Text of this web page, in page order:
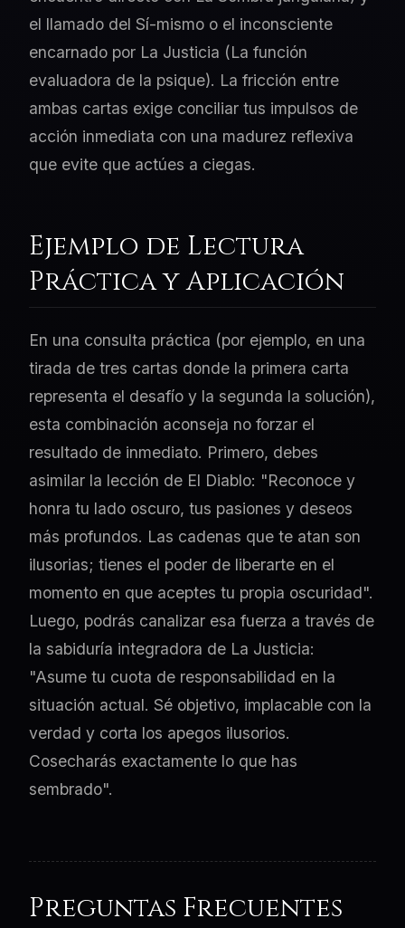
el llamado del Sí-mismo o el inconsciente
encarnado por La Justicia (La función
evaluadora de la psique). La fricción entre
ambas cartas exige conciliar tus impulsos de
acción inmediata con una madurez reflexiva
que evite que actúes a ciegas.
Ejemplo de Lectura
Práctica y Aplicación
En una consulta práctica (por ejemplo, en una
tirada de tres cartas donde la primera carta
representa el desafío y la segunda la solución),
esta combinación aconseja no forzar el
resultado de inmediato. Primero, debes
asimilar la lección de El Diablo: "Reconoce y
honra tu lado oscuro, tus pasiones y deseos
más profundos. Las cadenas que te atan son
ilusorias; tienes el poder de liberarte en el
momento en que aceptes tu propia oscuridad".
Luego, podrás canalizar esa fuerza a través de
la sabiduría integradora de La Justicia:
"Asume tu cuota de responsabilidad en la
situación actual. Sé objetivo, implacable con la
verdad y corta los apegos ilusorios.
Cosecharás exactamente lo que has
sembrado".
Preguntas Frecuentes